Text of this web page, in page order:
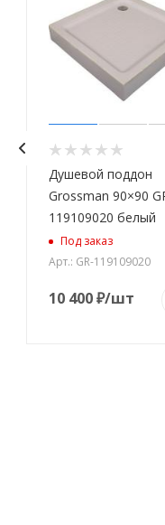
Душевой поддон
Grossman 90×90
119109020 белый
Под заказ
Арт.: GR-119109020
10 400₽/шт